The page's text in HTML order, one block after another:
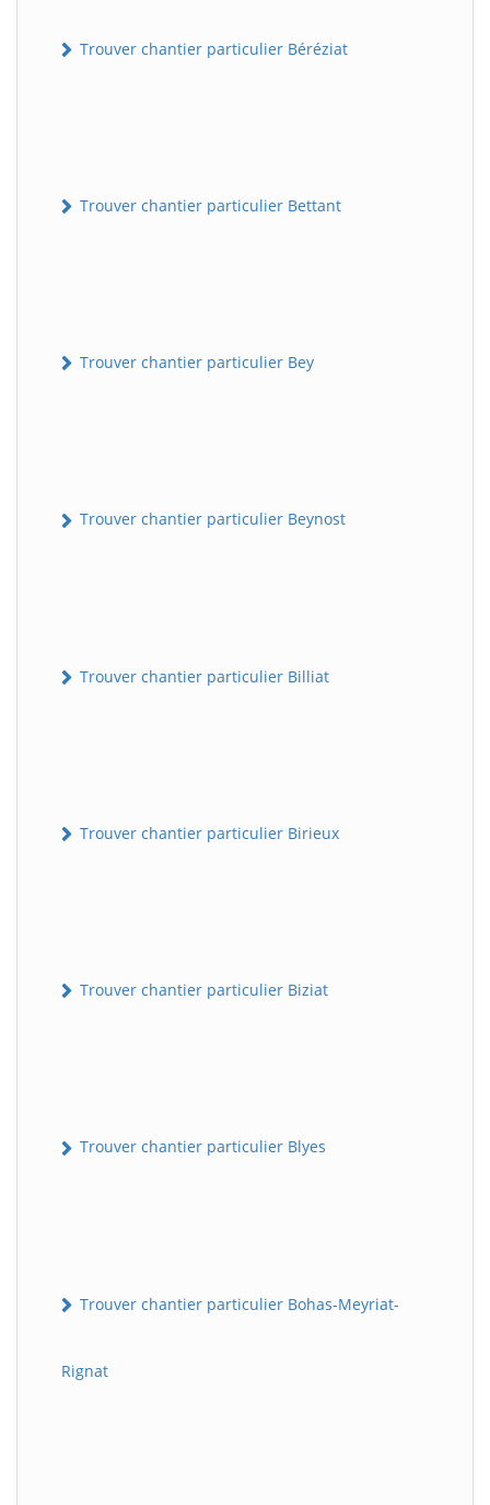
Trouver chantier particulier Béréziat
Trouver chantier particulier Bettant
Trouver chantier particulier Bey
Trouver chantier particulier Beynost
Trouver chantier particulier Billiat
Trouver chantier particulier Birieux
Trouver chantier particulier Biziat
Trouver chantier particulier Blyes
Trouver chantier particulier Bohas-Meyriat-
Rignat